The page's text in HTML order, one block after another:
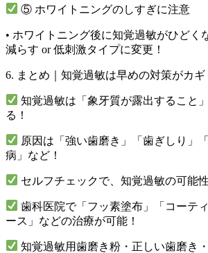
⑤ ホワイトニングのしすぎに注意
• ホワイトニング後に知覚過敏がひどく
減らす or 低刺激タイプに変更！
6. まとめ｜知覚過敏は早めの対策がカギ
知覚過敏は「象牙質が露出すること
る！
原因は「強い歯磨き」「歯ぎしり」
病」など！
セルフチェックで、知覚過敏の可能
歯科医院で「フッ素塗布」「コーテ
ース」などの治療が可能！
知覚過敏用歯磨き粉・正しい歯磨き